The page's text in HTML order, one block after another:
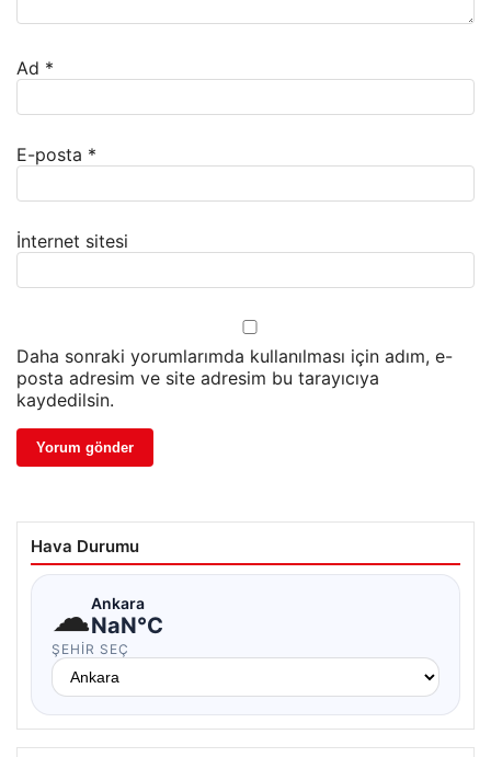
Ad *
E-posta *
İnternet sitesi
Daha sonraki yorumlarımda kullanılması için adım, e-
posta adresim ve site adresim bu tarayıcıya
kaydedilsin.
Hava Durumu
☁Ankara
NaN°C
ŞEHIR SEÇ